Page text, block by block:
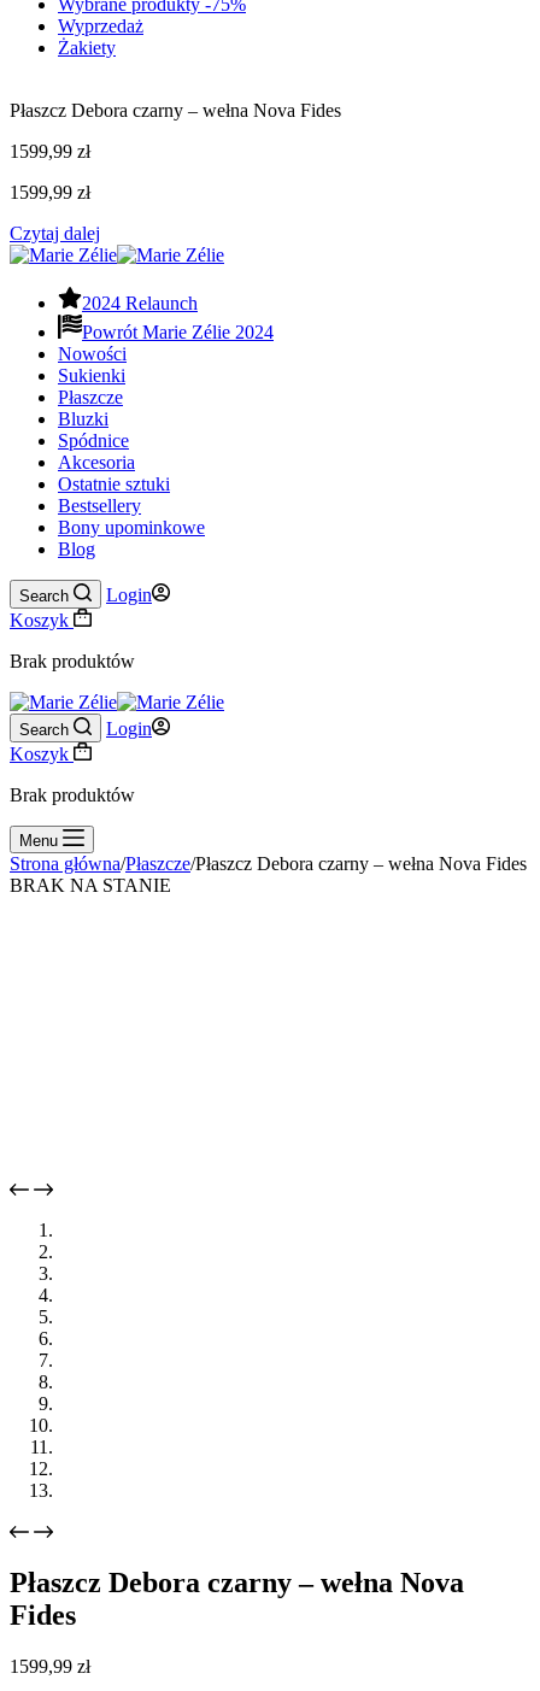
Wybrane produkty -75%
Wyprzedaż
Żakiety
Płaszcz Debora czarny – wełna Nova Fides
1599,99 zł
1599,99 zł
Czytaj dalej
2024 Relaunch
Powrót Marie Zélie 2024
Nowości
Sukienki
Płaszcze
Bluzki
Spódnice
Akcesoria
Ostatnie sztuki
Bestsellery
Bony upominkowe
Blog
Search
Login
Koszyk
Brak produktów
Search
Login
Koszyk
Brak produktów
Menu
Strona główna/Płaszcze/Płaszcz Debora czarny – wełna Nova Fides
BRAK NA STANIE
Płaszcz Debora czarny – wełna Nova
Fides
1599,99 zł